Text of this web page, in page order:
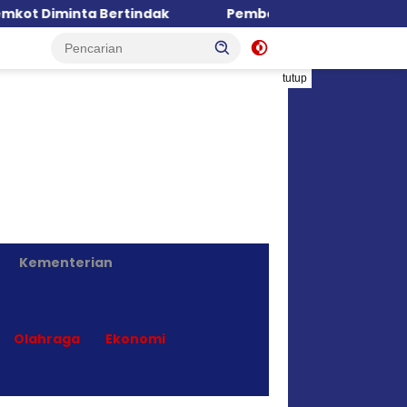
Pembangunan Hostel Melana Disorot,
tutup
Kementerian
Olahraga Ekonomi